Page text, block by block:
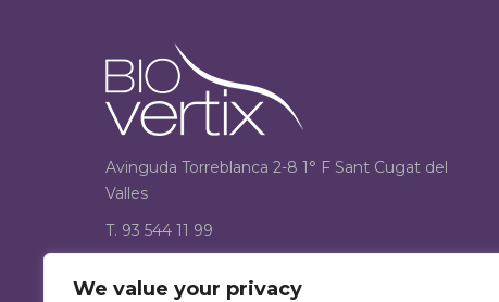
We value your privacy
Avinguda Torreblanca 2-8 1° F Sant Cugat del
Valles
T. 93 544 11 99